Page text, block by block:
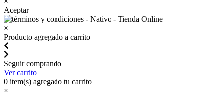
Aceptar
×
Producto agregado a carrito
Seguir comprando
Ver carrito
0 item(s) agregado tu carrito
×